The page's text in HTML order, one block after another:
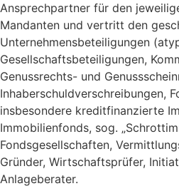
Ansprechpartner für den
Mandanten und vertritt den
Unternehmensbeteiligungen
Gesellschaftsbeteiligungen,
Genussrechts- und
Inhaberschuldverschreibungen,
insbesondere kreditfinanzierte
Immobilienfonds, sog.
Fondsgesellschaften,
Gründer, Wirtschaftsprüfer,
Anlageberater.